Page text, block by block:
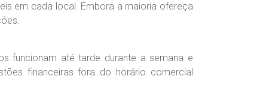
em cada local. Embora a maioria ofereça
funcionam até tarde durante a semana e
financeiras fora do horário comercial